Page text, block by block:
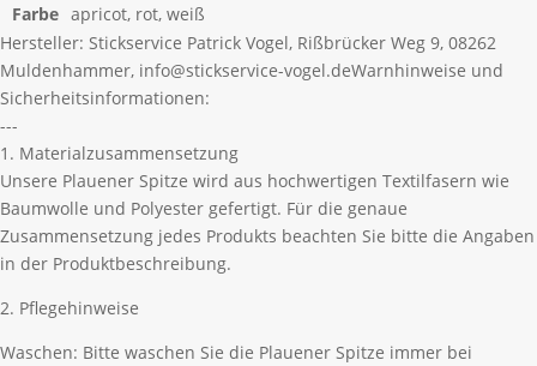
Farbe apricot, rot, weiß
Hersteller: Stickservice Patrick Vogel, Rißbrücker Weg 9, 08262
Muldenhammer, info@stickservice-vogel.deWarnhinweise und
Sicherheitsinformationen:
---
1. Materialzusammensetzung
Unsere Plauener Spitze wird aus hochwertigen Textilfasern wie
Baumwolle und Polyester gefertigt. Für die genaue
Zusammensetzung jedes Produkts beachten Sie bitte die Angaben
in der Produktbeschreibung.
2. Pflegehinweise
Waschen: Bitte waschen Sie die Plauener Spitze immer bei